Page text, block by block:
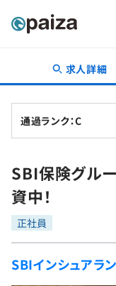
転職・キャリア
転職成功ガイド
転職エージェント
インタビュー
転職成功ガイド
新卒就活
求人検索
本選考
インターン
学習
問題集
プログラミング言語
ゲーム・マンガ
求人詳細
通過ランク：C
SBI保険グル
資中！
正社員
SBIインシュアラ